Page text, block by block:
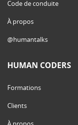
Code de conduite
À propos
@humantalks
HUMAN CODERS
Formations
Clients